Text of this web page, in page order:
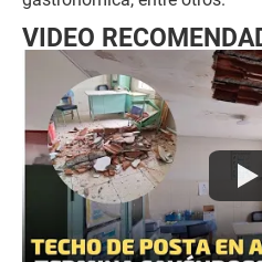
VIDEO